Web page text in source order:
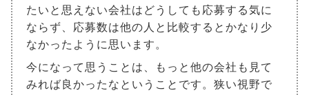
たいと思えない会社はどうしても応募する気に
ならず、応募数は他の人と比較するとかなり少
なかったように思います。
今になって思うことは、もっと他の会社も見て
みれば良かったなということです。狭い視野で